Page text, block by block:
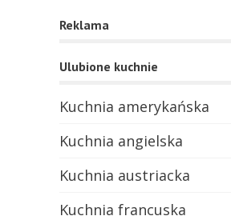
Reklama
Ulubione kuchnie
Kuchnia amerykańska
Kuchnia angielska
Kuchnia austriacka
Kuchnia francuska